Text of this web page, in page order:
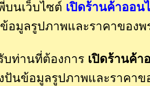
บนเว็บไซต์ เปิดร้านค้าออน
อมูลรูปภาพและราคาของพ
บท่านที่ต้องการ เปิดร้านค้า
ปันข้อมูลรูปภาพและราคาข